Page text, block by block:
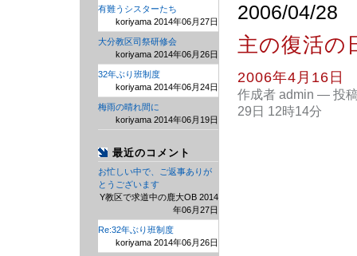
有難うシスターたち
koriyama 2014年06月27日
大分教区司祭研修会
koriyama 2014年06月26日
32年ぶり班制度
koriyama 2014年06月24日
梅雨の晴れ間に
koriyama 2014年06月19日
最近のコメント
お忙しい中で、ご返事ありが
とうございます
Y教区で求道中の鹿大OB 2014
年06月27日
Re:32年ぶり班制度
koriyama 2014年06月26日
2006/04/28
主の復活の
2006年4月16日
作成者 admin —投
29日 12時14分